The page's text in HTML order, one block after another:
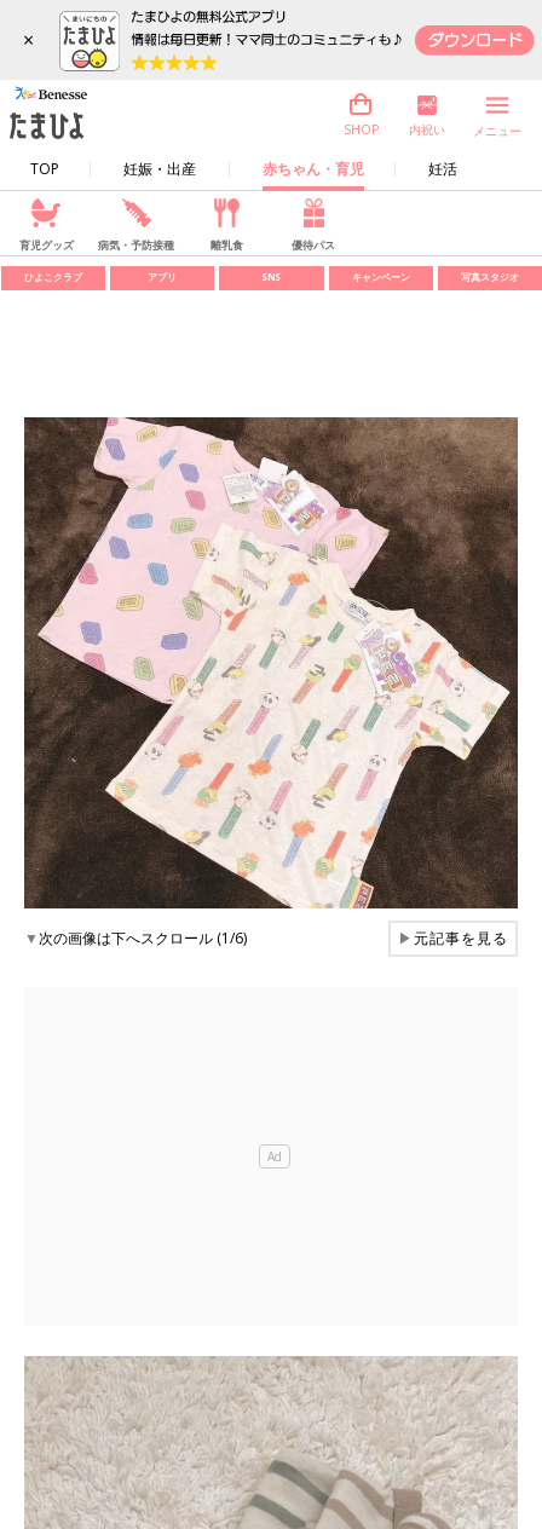
×
TOP 妊娠・出産 赤ちゃん・育児 妊活
SHOP 内祝い メニュー
育児グッズ 病気・予防接種 離乳食 優待パス
ひよこクラブ アプリ SNS キャンペーン 写真スタジオ
▼次の画像は下へスクロール (1/6) ▶元記事を見る